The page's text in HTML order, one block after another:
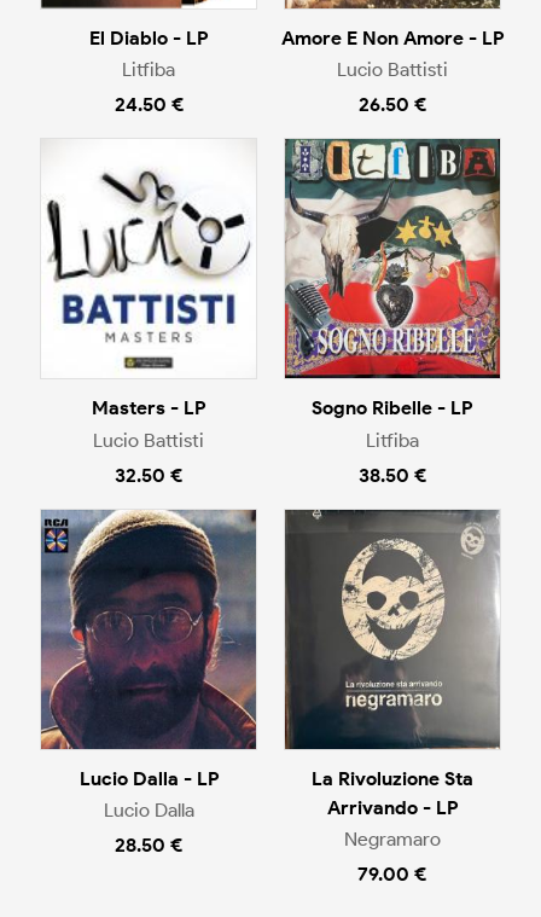
El Diablo - LP
Litfiba
24.50 €
Amore E Non Amore - LP
Lucio Battisti
26.50 €
Masters - LP
Lucio Battisti
32.50 €
Sogno Ribelle - LP
Litfiba
38.50 €
Lucio Dalla - LP
Lucio Dalla
28.50 €
La Rivoluzione Sta
Arrivando - LP
Negramaro
79.00 €